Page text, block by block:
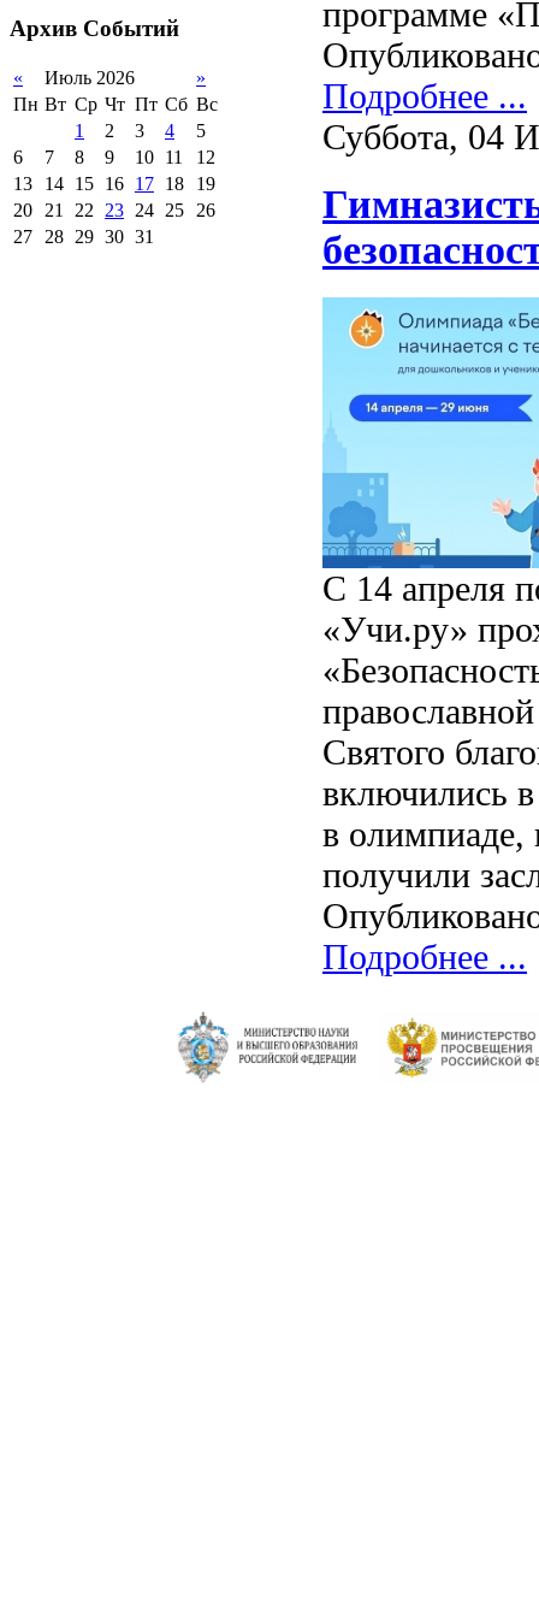
Международное
сотрудничество
Организация питания в
образовательной
организации
2011-2012 уч.год
Архив Событий
« Июль 2026
»
Пн Вт Ср Чт Пт Сб Вс
1
2 3 4
5
6
7 8 9 10 11
12
13
14 15 16 17 18
19
20 21 22 23 24 25 26
27 28 29 30 31
программе
Подробнее ...
Суббота, 04
С 14 апреля
«Учи.ру»
Святого
включились
в олимпиаде,
получили
Подробнее ...